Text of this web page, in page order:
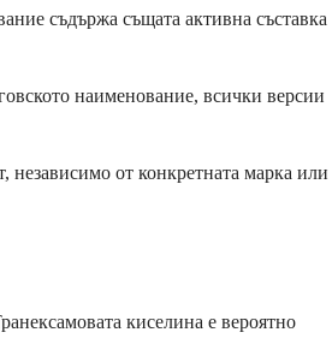
съдържа същата активна съставка
наименование, всички версии
независимо от конкретната марка или
киселина е вероятно